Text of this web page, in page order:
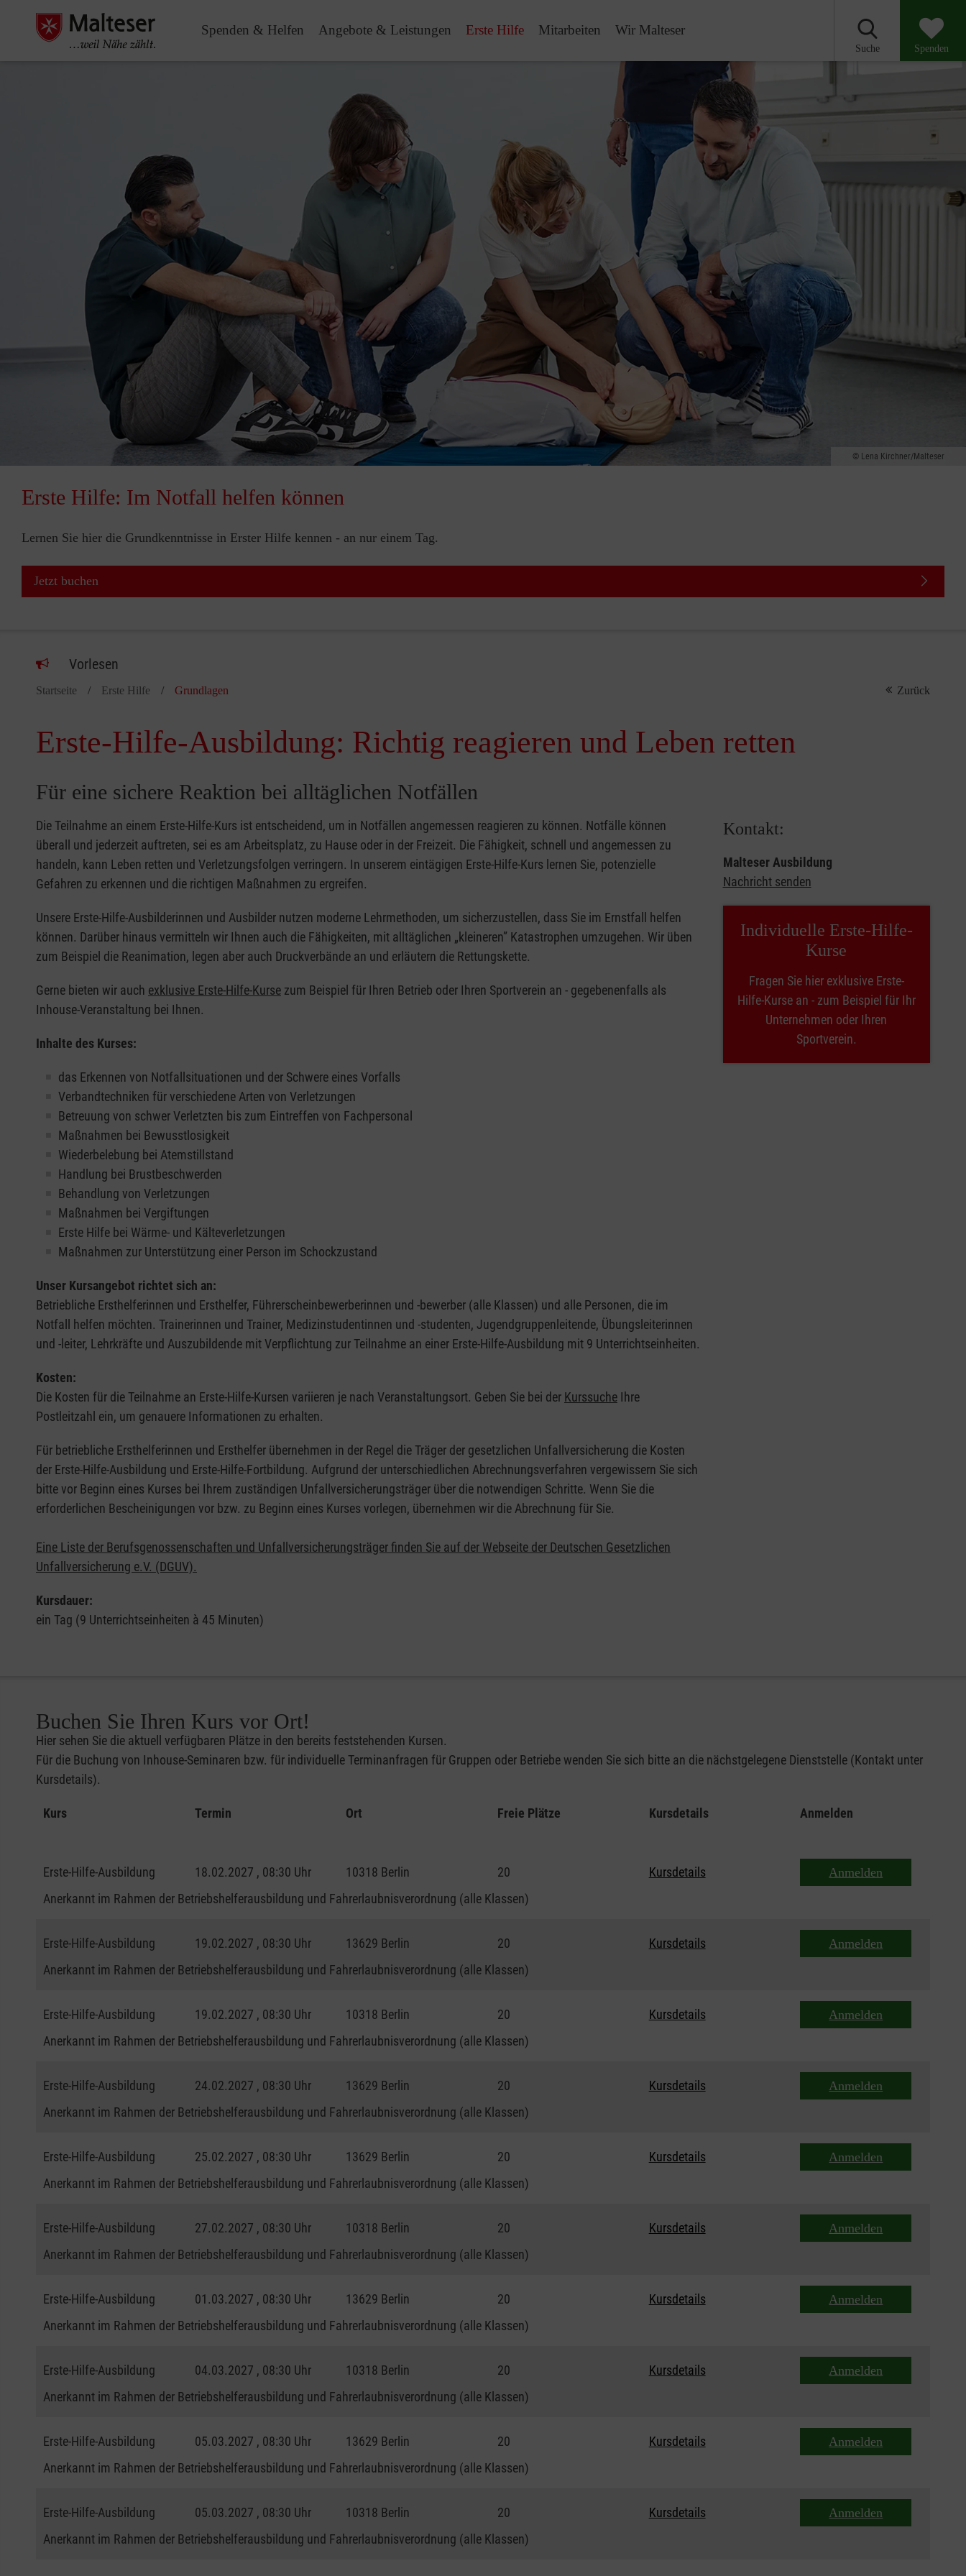
Spenden & Helfen Angebote & Leistungen Erste Hilfe Mitarbeiten Wir Malteser
Suche Spenden
Lena Kirchner/Malteser
Erste Hilfe: Im Notfall helfen können
Lernen Sie hier die Grundkenntnisse in Erster Hilfe kennen - an nur einem Tag.
Jetzt buchen
Vorlesen
Startseite Erste Hilfe Grundlagen Zurück
Erste-Hilfe-Ausbildung: Richtig reagieren und Leben retten
Für eine sichere Reaktion bei alltäglichen Notfällen
Die Teilnahme an einem Erste-Hilfe-Kurs ist entscheidend, um in Notfällen angemessen reagieren zu können. Notfälle können
überall und jederzeit auftreten, sei es am Arbeitsplatz, zu Hause oder in der Freizeit. Die Fähigkeit, schnell und angemessen zu
handeln, kann Leben retten und Verletzungsfolgen verringern. In unserem eintägigen Erste-Hilfe-Kurs lernen Sie, potenzielle
Gefahren zu erkennen und die richtigen Maßnahmen zu ergreifen.
Unsere Erste-Hilfe-Ausbilderinnen und Ausbilder nutzen moderne Lehrmethoden, um sicherzustellen, dass Sie im Ernstfall helfen
können. Darüber hinaus vermitteln wir Ihnen auch die Fähigkeiten, mit alltäglichen „kleineren” Katastrophen umzugehen. Wir üben
zum Beispiel die Reanimation, legen aber auch Druckverbände an und erläutern die Rettungskette.
Gerne bieten wir auch exklusive Erste-Hilfe-Kurse zum Beispiel für Ihren Betrieb oder Ihren Sportverein an - gegebenenfalls als
Inhouse-Veranstaltung bei Ihnen.
Inhalte des Kurses:
das Erkennen von Notfallsituationen und der Schwere eines Vorfalls
Verbandtechniken für verschiedene Arten von Verletzungen
Betreuung von schwer Verletzten bis zum Eintreffen von Fachpersonal
Maßnahmen bei Bewusstlosigkeit
Wiederbelebung bei Atemstillstand
Handlung bei Brustbeschwerden
Behandlung von Verletzungen
Maßnahmen bei Vergiftungen
Erste Hilfe bei Wärme- und Kälteverletzungen
Maßnahmen zur Unterstützung einer Person im Schockzustand
Unser Kursangebot richtet sich an:
Betriebliche Ersthelferinnen und Ersthelfer, Führerscheinbewerberinnen und -bewerber (alle Klassen) und alle Personen, die im
Notfall helfen möchten. Trainerinnen und Trainer, Medizinstudentinnen und -studenten, Jugendgruppenleitende, Übungsleiterinnen
und -leiter, Lehrkräfte und Auszubildende mit Verpflichtung zur Teilnahme an einer Erste-Hilfe-Ausbildung mit 9 Unterrichtseinheiten.
Kosten:
Die Kosten für die Teilnahme an Erste-Hilfe-Kursen variieren je nach Veranstaltungsort. Geben Sie bei der Kurssuche Ihre
Postleitzahl ein, um genauere Informationen zu erhalten.
Für betriebliche Ersthelferinnen und Ersthelfer übernehmen in der Regel die Träger der gesetzlichen Unfallversicherung die Kosten
der Erste-Hilfe-Ausbildung und Erste-Hilfe-Fortbildung. Aufgrund der unterschiedlichen Abrechnungsverfahren vergewissern Sie sich
bitte vor Beginn eines Kurses bei Ihrem zuständigen Unfallversicherungsträger über die notwendigen Schritte. Wenn Sie die
erforderlichen Bescheinigungen vor bzw. zu Beginn eines Kurses vorlegen, übernehmen wir die Abrechnung für Sie.
Eine Liste der Berufsgenossenschaften und Unfallversicherungsträger finden Sie auf der Webseite der Deutschen Gesetzlichen
Unfallversicherung e.V. (DGUV).
Kursdauer:
ein Tag (9 Unterrichtseinheiten à 45 Minuten)
Kontakt:
Malteser Ausbildung
Nachricht senden
Individuelle Erste-Hilfe-
Kurse
Fragen Sie hier exklusive Erste-
Hilfe-Kurse an - zum Beispiel für Ihr
Unternehmen oder Ihren
Sportverein.
Buchen Sie Ihren Kurs vor Ort!
Hier sehen Sie die aktuell verfügbaren Plätze in den bereits feststehenden Kursen.
Für die Buchung von Inhouse-Seminaren bzw. für individuelle Terminanfragen für Gruppen oder Betriebe wenden Sie sich bitte an die nächstgelegene Dienststelle (Kontakt unter
Kursdetails).
Kurs Termin Ort Freie Plätze Kursdetails Anmelden
Erste-Hilfe-Ausbildung 18.02.2027 , 08:30 Uhr 10318 Berlin 20 Kursdetails Anmelden
Anerkannt im Rahmen der Betriebshelferausbildung und Fahrerlaubnisverordnung (alle Klassen)
Erste-Hilfe-Ausbildung 19.02.2027 , 08:30 Uhr 13629 Berlin 20 Kursdetails Anmelden
Anerkannt im Rahmen der Betriebshelferausbildung und Fahrerlaubnisverordnung (alle Klassen)
Erste-Hilfe-Ausbildung 19.02.2027 , 08:30 Uhr 10318 Berlin 20 Kursdetails Anmelden
Anerkannt im Rahmen der Betriebshelferausbildung und Fahrerlaubnisverordnung (alle Klassen)
Erste-Hilfe-Ausbildung 24.02.2027 , 08:30 Uhr 13629 Berlin 20 Kursdetails Anmelden
Anerkannt im Rahmen der Betriebshelferausbildung und Fahrerlaubnisverordnung (alle Klassen)
Erste-Hilfe-Ausbildung 25.02.2027 , 08:30 Uhr 13629 Berlin 20 Kursdetails Anmelden
Anerkannt im Rahmen der Betriebshelferausbildung und Fahrerlaubnisverordnung (alle Klassen)
Erste-Hilfe-Ausbildung 27.02.2027 , 08:30 Uhr 10318 Berlin 20 Kursdetails Anmelden
Anerkannt im Rahmen der Betriebshelferausbildung und Fahrerlaubnisverordnung (alle Klassen)
Erste-Hilfe-Ausbildung 01.03.2027 , 08:30 Uhr 13629 Berlin 20 Kursdetails Anmelden
Anerkannt im Rahmen der Betriebshelferausbildung und Fahrerlaubnisverordnung (alle Klassen)
Erste-Hilfe-Ausbildung 04.03.2027 , 08:30 Uhr 10318 Berlin 20 Kursdetails Anmelden
Anerkannt im Rahmen der Betriebshelferausbildung und Fahrerlaubnisverordnung (alle Klassen)
Erste-Hilfe-Ausbildung 05.03.2027 , 08:30 Uhr 13629 Berlin 20 Kursdetails Anmelden
Anerkannt im Rahmen der Betriebshelferausbildung und Fahrerlaubnisverordnung (alle Klassen)
Erste-Hilfe-Ausbildung 05.03.2027 , 08:30 Uhr 10318 Berlin 20 Kursdetails Anmelden
Anerkannt im Rahmen der Betriebshelferausbildung und Fahrerlaubnisverordnung (alle Klassen)